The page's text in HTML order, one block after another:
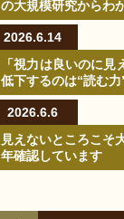
の大規模研究からわ
2026.6.14
「視力は良いのに
低下するのは“読む
2026.6.6
見えないところこそ
年確認しています